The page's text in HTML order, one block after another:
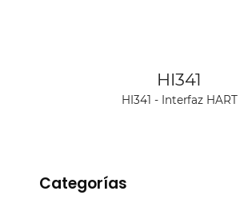
Ver producto
HI341
HI341 - Interfaz HART
Categorías